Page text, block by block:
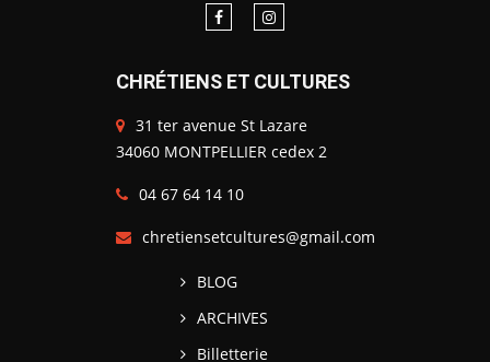
CHRÉTIENS ET CULTURES
31 ter avenue St Lazare
34060 MONTPELLIER cedex 2
04 67 64 14 10
chretiensetcultures@gmail.com
BLOG
ARCHIVES
Billetterie